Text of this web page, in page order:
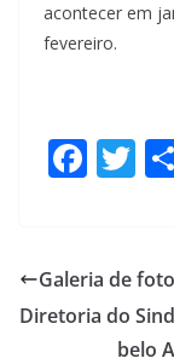
acontecer em
fevereiro.
F
b
o
T
er
Galeria de
Diretoria do
belo